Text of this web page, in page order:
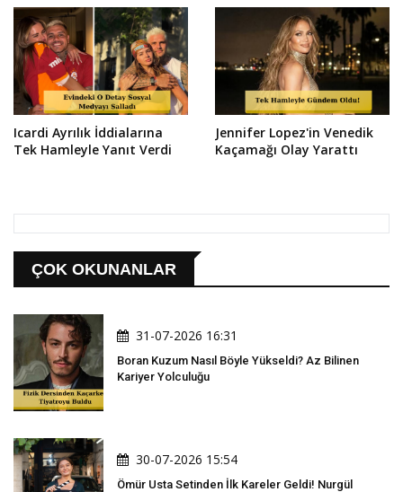
Icardi Ayrılık İddialarına
Tek Hamleyle Yanıt Verdi
Jennifer Lopez'in Venedik
Kaçamağı Olay Yarattı
ÇOK OKUNANLAR
31-07-2026 16:31
Boran Kuzum Nasıl Böyle Yükseldi? Az Bilinen
Kariyer Yolculuğu
30-07-2026 15:54
Ömür Usta Setinden İlk Kareler Geldi! Nurgül